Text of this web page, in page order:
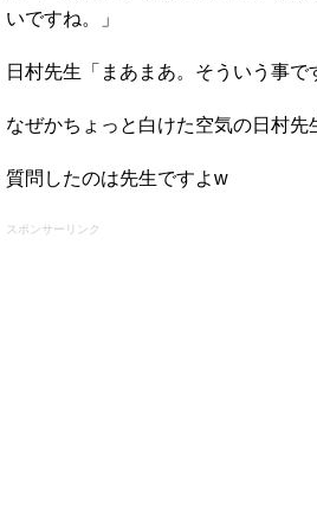
いですね。」
日村先生「まあまあ。そういう事で
なぜかちょっと白けた空気の日村先
質問したのは先生ですよw
スポンサーリンク